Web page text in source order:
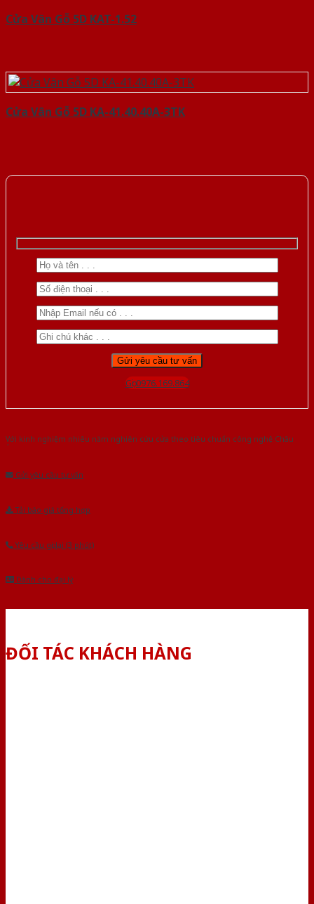
Cửa Vân Gỗ 5D KAT-1.52
Cửa Vân Gỗ 5D KA-41.40.40A-3TK
Gọi 0976.169.864
Với kinh nghiệm nhiêu năm nghiên cứu cửa theo tiêu chuẩn công nghệ Châu
Gửi yêu cầu tư vấn
Tải báo giá tổng hợp
Yêu cầu gọi lại (3 phút)
Dành cho đại lý
ĐỐI TÁC KHÁCH HÀNG